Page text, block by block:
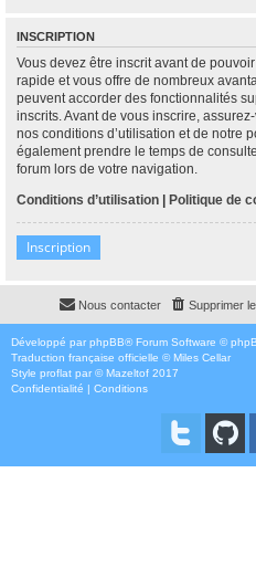
INSCRIPTION
Vous devez être inscrit avant de
rapide et vous offre de nombreux
peuvent accorder des fonctionnalités
inscrits. Avant de vous inscrire,
nos conditions d’utilisation et de notre
également prendre le temps de
forum lors de votre navigation.
Conditions d’utilisation | Politique de
Inscription
Supprimer
Nous contacter
Développé par phpBB® Forum Software ©
Traduction française officielle ©Miles Cellar
Style proflat par ©Mazeltof 2017
Confidentialité | Conditions